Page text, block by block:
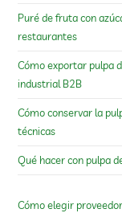
Puré de fruta con
restaurantes
Cómo exportar pulpa
industrial B2B
Cómo conservar la
técnicas
Qué hacer con pulpa
Cómo elegir